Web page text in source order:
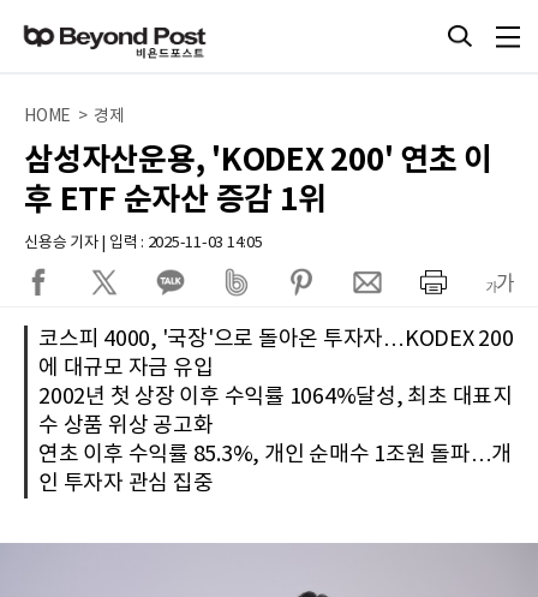
HOME > 경제
삼성자산운용, 'KODEX 200' 연초 이
후 ETF 순자산 증감 1위
신용승 기자 | 입력 : 2025-11-03 14:05
코스피 4000, '국장'으로 돌아온 투자자…KODEX 200
에 대규모 자금 유입
2002년 첫 상장 이후 수익률 1064%달성, 최초 대표지
수 상품 위상 공고화
연초 이후 수익률 85.3%, 개인 순매수 1조원 돌파…개
인 투자자 관심 집중